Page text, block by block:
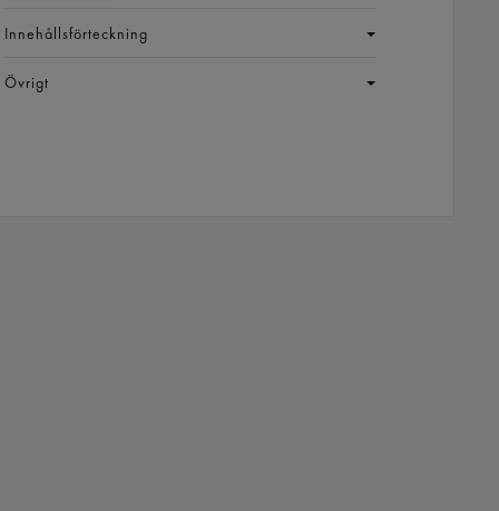
Innehållsförteckning
Övrigt